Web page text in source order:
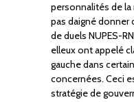
personnalités de
pas daigné donner
de duels NUPES-
elleux ont appelé
gauche dans
concernées. Ceci
stratégie de